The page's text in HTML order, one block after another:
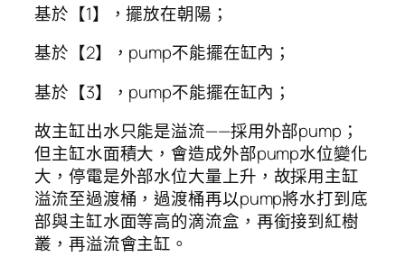
基於【1】，擺放在朝陽；
基於【2】，pump不能擺在缸內；
基於【3】，pump不能擺在缸內；
故主缸出水只能是溢流——採用外部pump；
但主缸水面積大，會造成外部pump水位變化
大，停電是外部水位大量上升，故採用主缸
溢流至過渡桶，過渡桶再以pump將水打到底
部與主缸水面等高的滴流盒，再銜接到紅樹
叢，再溢流會主缸。